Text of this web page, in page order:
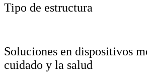
Tipo de estructura
Soluciones en dispositivos
cuidado y la salud